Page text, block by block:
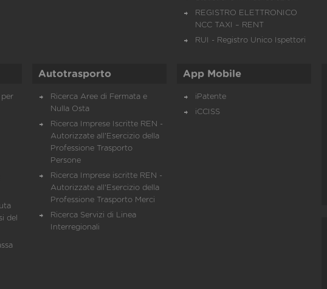
REGISTRO ELETTRONICO
NCC TAXI – RENT
RUI - Registro Unico Ispettori
per
del
Autotrasporto
Ricerca Aree di Fermata e
Nulla Osta
Ricerca Imprese Iscritte REN -
Autorizzate all'Esercizio della
Professione Trasporto
Persone
Ricerca Imprese iscritte REN -
Autorizzate all'Esercizio della
Professione Trasporto Merci
Ricerca Servizi di Linea
Interregionali
App Mobile
iPatente
iCCISS